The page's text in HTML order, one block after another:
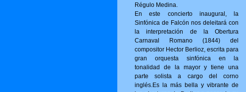
Régulo Medina.
En este concierto inaugural, la
Sinfónica de Falcón nos deleitará con
la interpretación de la Obertura
Carnaval Romano (1844) del
compositor Hector Berlioz, escrita para
gran orquesta sinfónica en la
tonalidad de la mayor y tiene una
parte solista a cargo del corno
inglés.Es la más bella y vibrante de